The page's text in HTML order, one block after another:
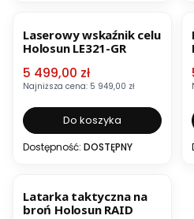
Laserowy wskaźnik celu
Holosun LE321-GR
Cena promocyjna
5 499,00 zł
Najniższa cena: 5 949,00 zł
Do koszyka
Dostępność: DOSTĘPNY
Latarka taktyczna na
broń Holosun RAID